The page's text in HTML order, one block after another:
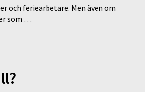
och feriearbetare. Men även om
som …